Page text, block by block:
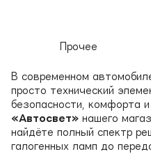
Прочее
В современном
просто технический
безопасности, комфорта
«Автосвет» нашего
найдёте полный спектр
галогенных ламп до